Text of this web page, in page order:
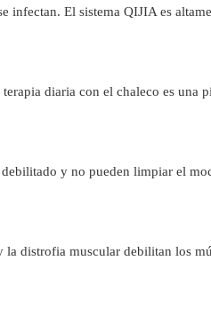
infectan. El sistema QIJIA es
diaria con el chaleco es
y no pueden limpiar el
distrofia muscular debilitan los